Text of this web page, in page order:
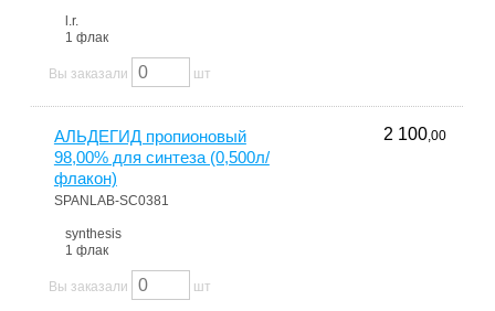
l.r.
1 флак
Вы заказали шт
АЛЬДЕГИД пропионовый
98,00% для синтеза (0,500л/
флакон)
SPANLAB-SC0381
synthesis
1 флак
2 100,00
Вы заказали шт